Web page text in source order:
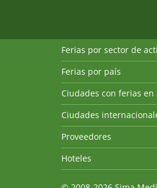
Ferias por sector de
Ferias por país
Ciudades con ferias en
Ciudades
Proveedores
Hoteles